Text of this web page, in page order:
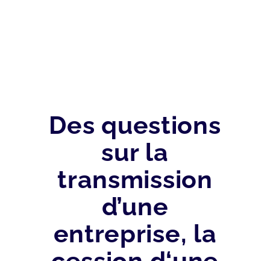
Des questions
sur la
transmission
d’une
entreprise, la